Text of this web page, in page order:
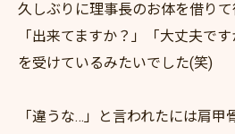
久しぶりに理事長のお体を借りて
「出来てますか？」「大丈夫で
を受けているみたいでした(笑)
「違うな…」と言われたには肩甲